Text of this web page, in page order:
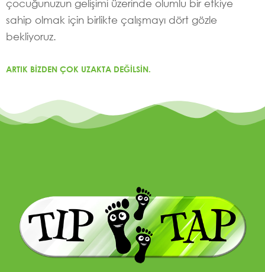
çocuğunuzun gelişimi üzerinde olumlu bir etkiye
sahip olmak için birlikte çalışmayı dört gözle
bekliyoruz.
ARTIK BIZDEN ÇOK UZAKTA DEĞILSIN.